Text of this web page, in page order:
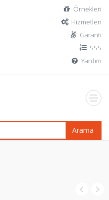
Örnekleri
Hizmetleri
Garanti
SSS
Yardım
Arama